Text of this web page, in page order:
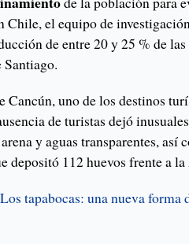
Chile, el equipo de
de entre 20 y 25 % de
Santiago.
Cancún, uno de los destinos
de turistas dejó
y aguas transparentes, así
depositó 112 huevos frente a la
Los tapabocas: una nueva forma